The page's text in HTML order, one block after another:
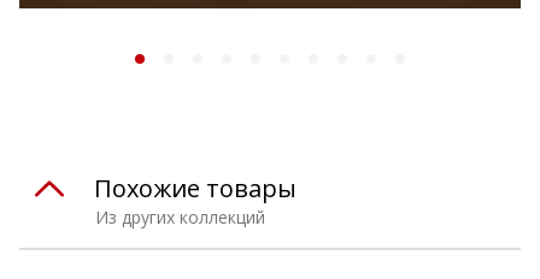
Из других коллекций
Похожие товары